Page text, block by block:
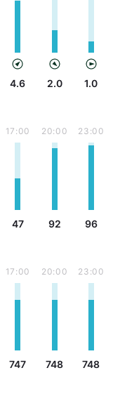
4.6 2.0 1.0
17:00
47
20:00
92
23:00
96
17:00
747
20:00
748
23:00
748